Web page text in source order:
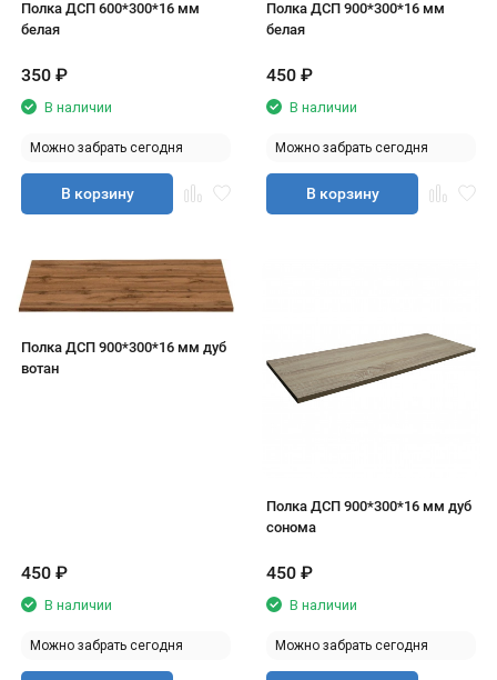
Полка ДСП 600*300*16 мм
белая
350 ₽
В наличии
Можно забрать сегодня
В корзину
Полка ДСП 900*300*16 мм
белая
450 ₽
В наличии
Можно забрать сегодня
В корзину
Полка ДСП 900*300*16 мм дуб
вотан
450 ₽
В наличии
Можно забрать сегодня
Полка ДСП 900*300*16 мм дуб
сонома
450 ₽
В наличии
Можно забрать сегодня